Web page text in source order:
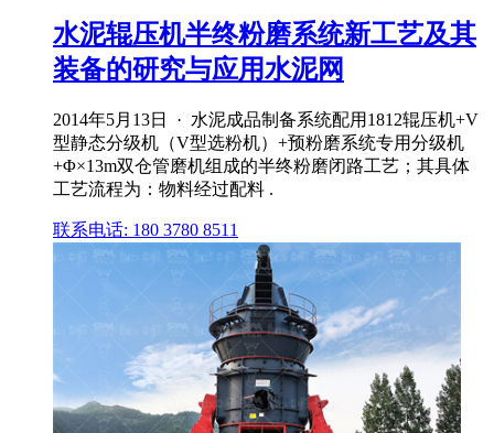
水泥辊压机半终粉磨系统新工艺及其
装备的研究与应用水泥网
2014年5月13日 · 水泥成品制备系统配用1812辊压机+V
型静态分级机（V型选粉机）+预粉磨系统专用分级机
+Φ×13m双仓管磨机组成的半终粉磨闭路工艺；其具体
工艺流程为：物料经过配料 .
联系电话: 180 3780 8511